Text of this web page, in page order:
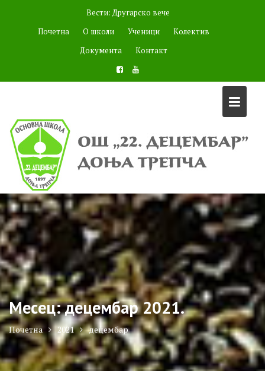
Вести:
Награђени радови на 42. Дечјем мајском ликовном салону
,,Мостови-споне између нас"
Ученици
Документа
Контакт
Месец:децембар 2021.
Почетна 2021 децембар